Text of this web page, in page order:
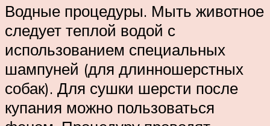
Водные процедуры. Мыть животное
следует теплой водой с
использованием специальных
шампуней (для длинношерстных
собак). Для сушки шерсти после
купания можно пользоваться